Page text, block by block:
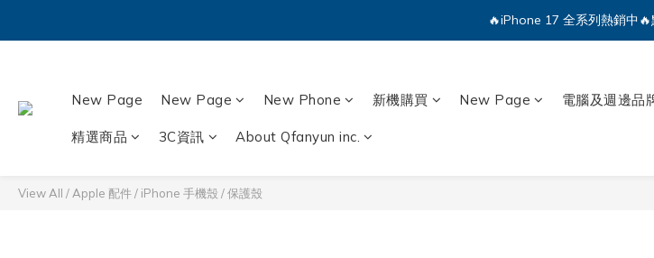
🔥iPhone 17 全系列熱銷中
💕加入Q哥 Line 新好友領
New Page New Page New Phone 新機購買 New Page 電腦及週邊品
精選商品 3C資訊 About Qfanyun inc.
View All / Apple 配件/ iPhone 手機殼 / 保護殼